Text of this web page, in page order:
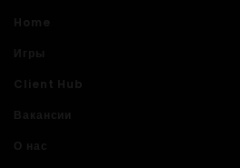
Home
Игры
Client Hub
Вакансии
О нас